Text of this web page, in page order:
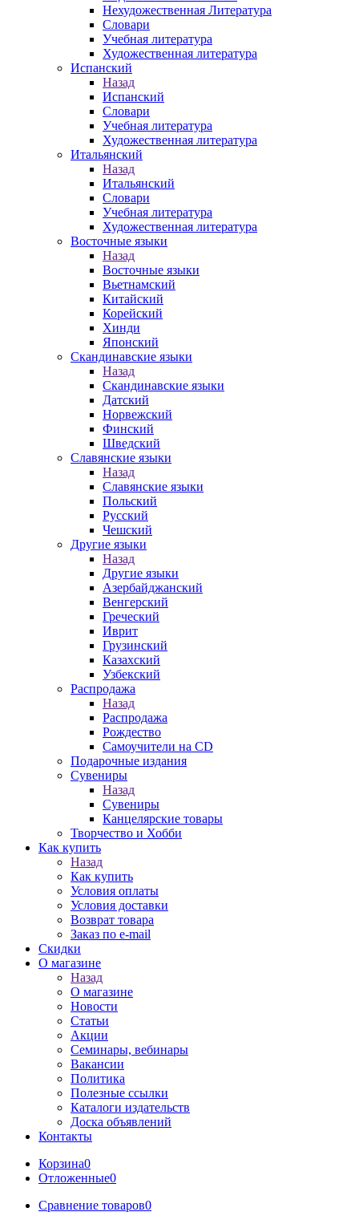
Нехудожественная Литература
Словари
Учебная литература
Художественная литература
Испанский
Назад
Испанский
Словари
Учебная литература
Художественная литература
Итальянский
Назад
Итальянский
Словари
Учебная литература
Художественная литература
Восточные языки
Назад
Восточные языки
Вьетнамский
Китайский
Корейский
Хинди
Японский
Скандинавские языки
Назад
Скандинавские языки
Датский
Норвежский
Финский
Шведский
Славянские языки
Назад
Славянские языки
Польский
Русский
Чешский
Другие языки
Назад
Другие языки
Азербайджанский
Венгерский
Греческий
Иврит
Грузинский
Казахский
Узбекский
Распродажа
Назад
Распродажа
Рождество
Самоучители на CD
Подарочные издания
Сувениры
Назад
Сувениры
Канцелярские товары
Творчество и Хобби
Как купить
Назад
Как купить
Условия оплаты
Условия доставки
Возврат товара
Заказ по e-mail
Скидки
О магазине
Назад
О магазине
Новости
Статьи
Акции
Семинары, вебинары
Вакансии
Политика
Полезные ссылки
Каталоги издательств
Доска объявлений
Контакты
Корзина0
Отложенные0
Сравнение товаров0